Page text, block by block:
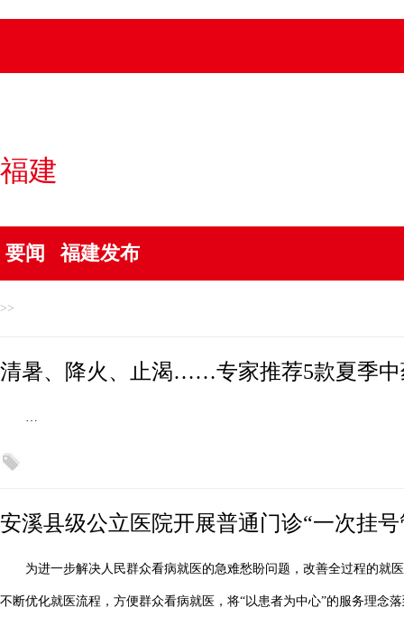
福建
要闻 福建发布
>>
清暑、降火、止渴……专家推荐5款夏季中
…
安溪县级公立医院开展普通门诊“一次挂
为进一步解决人民群众看病就医的急难愁盼问题，改善全过程的就
不断优化就医流程，方便群众看病就医，将“以患者为中心”的服务理念